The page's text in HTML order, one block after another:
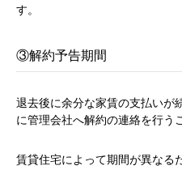
す。
③解約予告期間
退去後に余分な家賃の支払いが
に管理会社へ解約の連絡を行う
賃貸住宅によって期間が異なる